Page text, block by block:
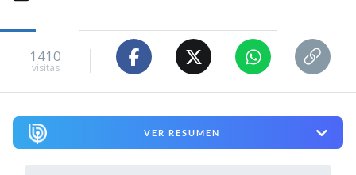
1410
visitas
VER RESUMEN